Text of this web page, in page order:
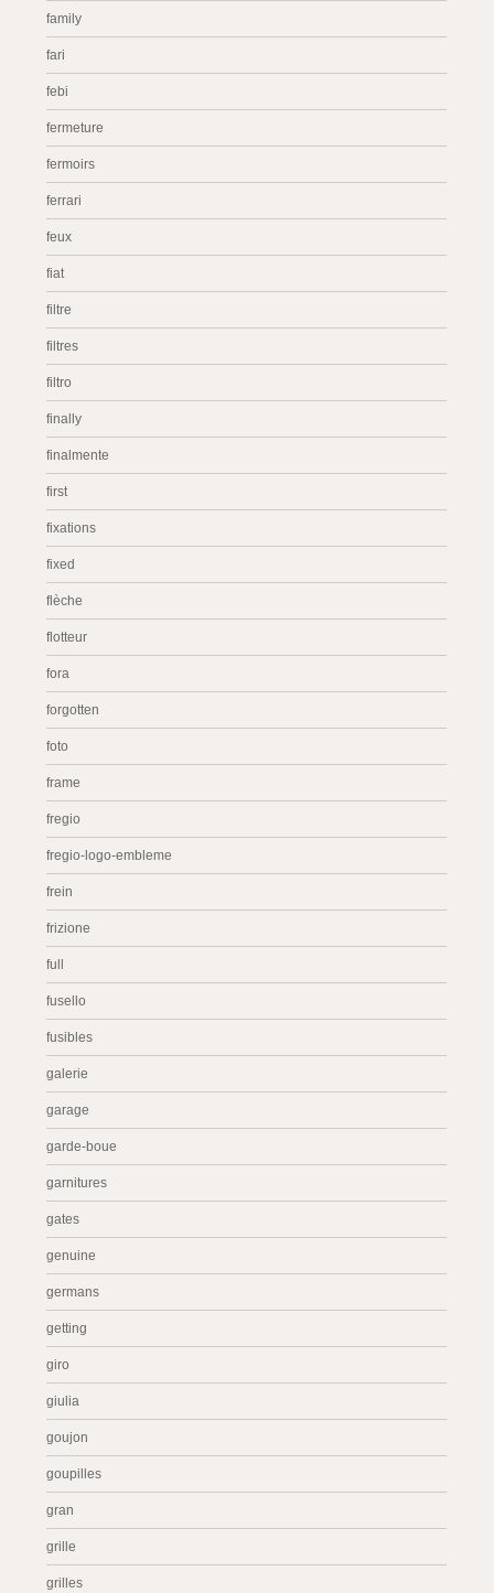
family
fari
febi
fermeture
fermoirs
ferrari
feux
fiat
filtre
filtres
filtro
finally
finalmente
first
fixations
fixed
flèche
flotteur
fora
forgotten
foto
frame
fregio
fregio-logo-embleme
frein
frizione
full
fusello
fusibles
galerie
garage
garde-boue
garnitures
gates
genuine
germans
getting
giro
giulia
goujon
goupilles
gran
grille
grilles